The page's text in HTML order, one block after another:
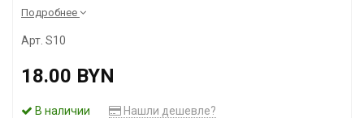
Подробнее
Арт. S10
18.00 BYN
В наличии Нашли дешевле?